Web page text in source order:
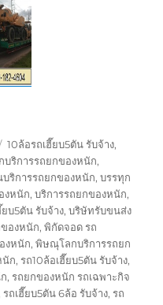
ป้าย
กำกับ
10ล้อรถเฮี๊ยบ5ตัน รับจ้าง,
บริการรถยกของหนัก,
บริการรถยกของหนัก,บรรทุก
งหนัก,บริการรถยกของหนัก,
บ5ตัน รับจ้าง,บริษัทรับขนส่ง
ของหนัก,พิกัดจอด รถ
งหนัก,พิษณุโลกบริการรถยก
นัก,รถ10ล้อเฮี๊ยบ5ตัน รับจ้าง,
,รถยกของหนัก รถเฉพาะกิจ
รถเฮี๊ยบ5ตัน 6ล้อ รับจ้าง,รถ